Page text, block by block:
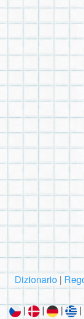
Dizionario |
|
| | |